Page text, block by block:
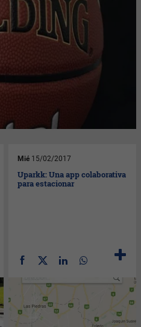
Mié 15/02/2017
Uparkk: Una app colaborativa
para estacionar